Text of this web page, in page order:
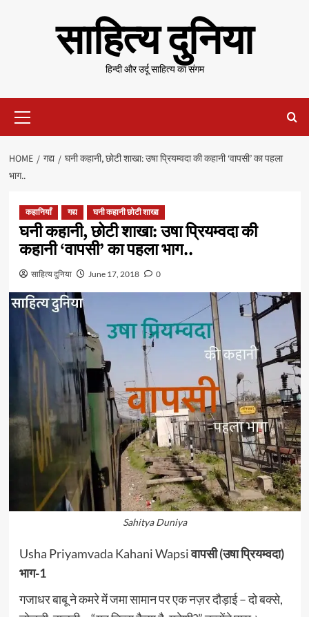
साहित्य दुनिया
हिन्दी और उर्दू साहित्य का संगम
Menu
HOME गद्य
घनी कहानी, छोटी शाखा: उषा प्रियम्वदा की कहानी ‘वापसी’ का पहला
भाग..
कहानियाँ गद्य घनी कहानी छोटी शाखा
घनी कहानी, छोटी शाखा: उषा प्रियम्वदा की
कहानी ‘वापसी’ का पहला भाग..
साहित्य दुनिया June 17, 2018 0
Sahitya Duniya
Usha Priyamvada Kahani Wapsiवापसी (उषा प्रियम्वदा)
भाग-1
गजाधर बाबू ने कमरे में जमा सामान पर एक नज़र दौड़ाई – दो बक्‍से,